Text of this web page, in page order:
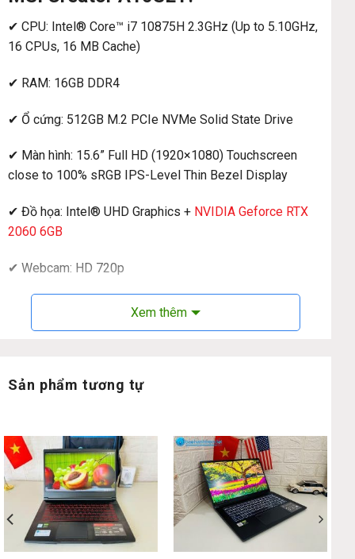
✔ CPU: Intel® Core™ i7 10875H 2.3GHz (Up to 5.10GHz,
16 CPUs, 16 MB Cache)
✔ RAM: 16GB DDR4
✔ Ổ cứng: 512GB M.2 PCIe NVMe Solid State Drive
✔ Màn hình: 15.6” Full HD (1920×1080) Touchscreen
close to 100% sRGB IPS-Level Thin Bezel Display
✔ Đồ họa: Intel® UHD Graphics + NVIDIA Geforce RTX
2060 6GB
✔ Webcam: HD 720p
✔ Kết nối: 802.11a,802.11b,802.11g,Wi-Fi 4 (802.11n),Wi-
✔ Trọng lượng: 2.09 kg
✔ HĐH: Windows 10 Pro
Đánh giá chi tiết & hình ảnh thật MSI
Creator A10SET:
Xem thêm
Sản phẩm tương tự